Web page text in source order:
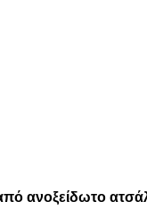
ανοξείδωτο